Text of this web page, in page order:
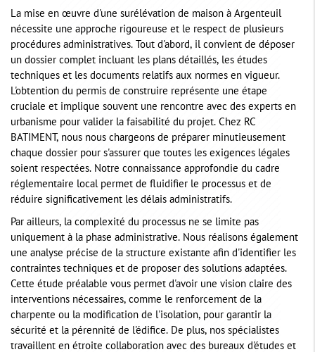
La mise en œuvre d'une surélévation de maison à Argenteuil
nécessite une approche rigoureuse et le respect de plusieurs
procédures administratives. Tout d'abord, il convient de déposer
un dossier complet incluant les plans détaillés, les études
techniques et les documents relatifs aux normes en vigueur.
L'obtention du permis de construire représente une étape
cruciale et implique souvent une rencontre avec des experts en
urbanisme pour valider la faisabilité du projet. Chez RC
BATIMENT, nous nous chargeons de préparer minutieusement
chaque dossier pour s'assurer que toutes les exigences légales
soient respectées. Notre connaissance approfondie du cadre
réglementaire local permet de fluidifier le processus et de
réduire significativement les délais administratifs.
Par ailleurs, la complexité du processus ne se limite pas
uniquement à la phase administrative. Nous réalisons également
une analyse précise de la structure existante afin d'identifier les
contraintes techniques et de proposer des solutions adaptées.
Cette étude préalable vous permet d'avoir une vision claire des
interventions nécessaires, comme le renforcement de la
charpente ou la modification de l'isolation, pour garantir la
sécurité et la pérennité de l'édifice. De plus, nos spécialistes
travaillent en étroite collaboration avec des bureaux d'études et